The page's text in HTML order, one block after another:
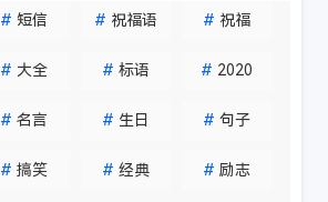
# 短信 # 祝福语 # 祝福
# 大全 # 标语 # 2020
# 名言 # 生日 # 句子
# 搞笑 # 经典 # 励志